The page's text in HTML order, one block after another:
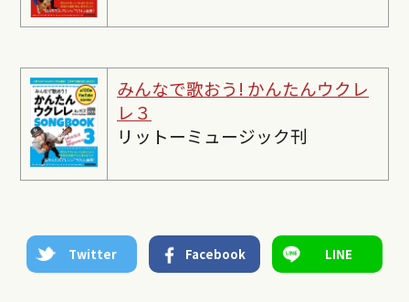
みんなで歌おう! かんたんウクレ
レ３
リットーミュージック刊
Twitter Facebook LINE